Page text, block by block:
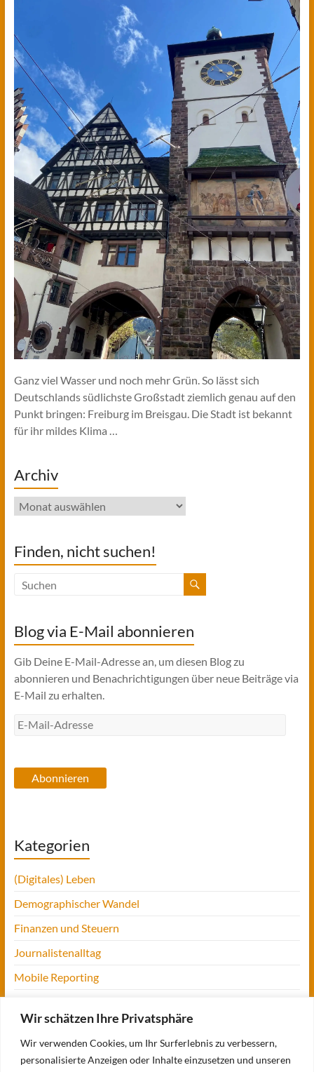
Wir schätzen Ihre Privatsphäre
Wir verwenden Cookies, um Ihr Surferlebnis zu verbessern,
personalisierte Anzeigen oder Inhalte einzusetzen und unseren
Ganz viel Wasser und noch mehr Grün. So lässt sich
Deutschlands südlichste Großstadt ziemlich genau auf den
Punkt bringen: Freiburg im Breisgau. Die Stadt ist bekannt
für ihr mildes Klima …
Archiv
Archiv
Finden, nicht suchen!
Blog via E-Mail abonnieren
Gib Deine E-Mail-Adresse an, um diesen Blog zu
abonnieren und Benachrichtigungen über neue Beiträge via
E-Mail zu erhalten.
E-
Abonnieren
Kategorien
(Digitales) Leben
Demographischer Wandel
Finanzen und Steuern
Journalistenalltag
Mobile Reporting
Tansania
UofM